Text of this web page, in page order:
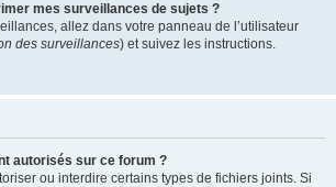
mes surveillances de sujets ?
allez dans votre panneau de l’utilisateur
des surveillances) et suivez les instructions.
autorisés sur ce forum ?
ou interdire certains types de fichiers joints. Si